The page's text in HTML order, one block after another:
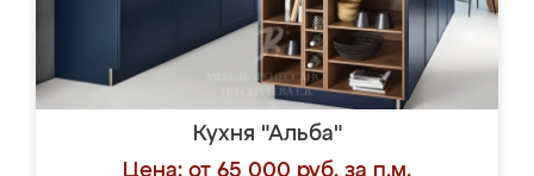
Кухня "Альба"
Цена: от 65 000 руб. за п.м.